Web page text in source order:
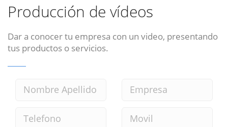
Producción de vídeos
Dar a conocer tu empresa con un video, presentando
tus productos o servicios.